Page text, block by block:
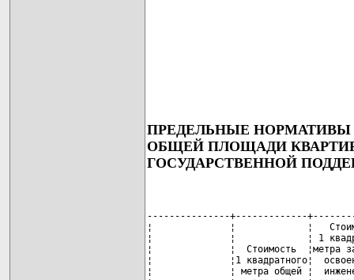
ПРЕДЕЛЬНЫЕ НОРМАТИВЫ
ОБЩЕЙ ПЛОЩАДИ
ГОСУДАРСТВЕННОЙ
---------------+-------------
¦              ¦             ¦
¦              ¦             ¦ 1
¦              ¦  Стоимость  ¦метра
¦              ¦1 квадратного¦
¦              ¦ метра общей ¦